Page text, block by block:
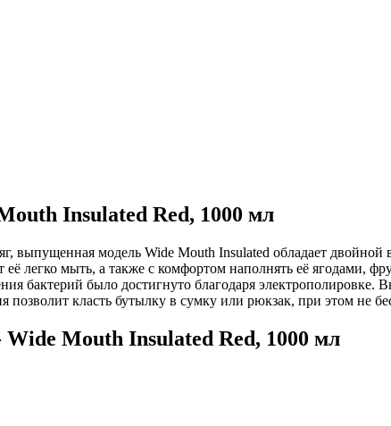
Insulated Red, 1000 мл
выпущенная модель Wide Mouth Insulated обладает
легко мыть, а также с комфортом наполнять её ягодами,
бактерий было достигнуто благодаря электрополировке.
класть бутылку в сумку или рюкзак, при этом не
Wide Mouth Insulated Red, 1000 мл